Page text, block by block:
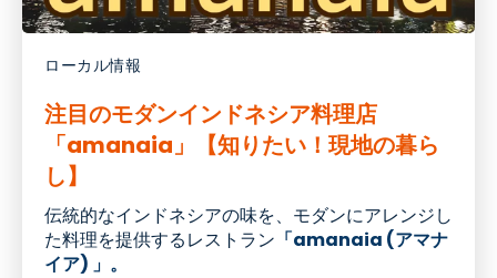
ローカル情報
注目のモダンインドネシア料理店
「amanaia」【知りたい！現地の暮ら
し】
伝統的なインドネシアの味を、モダンにアレンジし
た料理を提供するレストラン 「amanaia (アマナ
イア) 」。